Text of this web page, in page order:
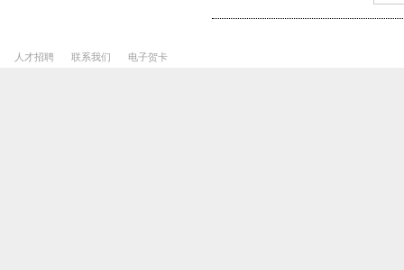
人才招聘 联系我们 电子贺卡